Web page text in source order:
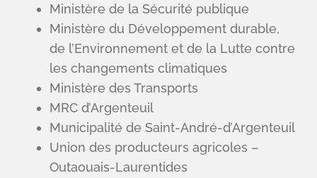
Ministère de la Sécurité publique
Ministère du Développement durable,
de l’Environnement et de la Lutte contre
les changements climatiques
Ministère des Transports
MRC d’Argenteuil
Municipalité de Saint-André-d’Argenteuil
Union des producteurs agricoles –
Outaouais-Laurentides